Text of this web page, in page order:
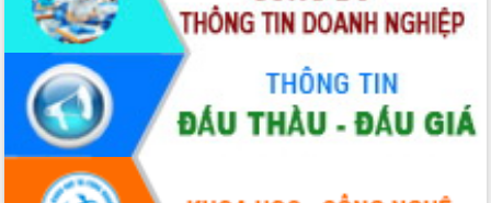
Tháo gỡ những vướng mắc, đẩy mạnh
công tác cải cách thủ tục hành chính
tại Trung tâm Phục vụ hành chính
công tỉnh
Đắk Lắk: Tôn vinh 46 giải pháp tại Hội
thi Sáng tạo Kỹ thuật 2024 - 2025
Đắk Lắk rà soát, điều chỉnh Đề án 190
về phát triển nuôi trồng thủy sản